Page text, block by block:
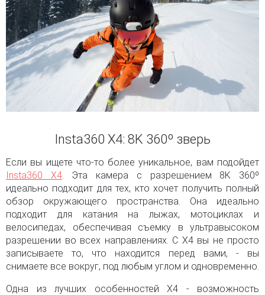
Insta360 X4: 8K 360º зверь
Если вы ищете что-то более уникальное, вам подойдет
Insta360 X4. Эта камера с разрешением 8K 360º
идеально подходит для тех, кто хочет получить полный
обзор окружающего пространства. Она идеально
подходит для катания на лыжах, мотоциклах и
велосипедах, обеспечивая съемку в ультравысоком
разрешении во всех направлениях. С X4 вы не просто
записываете то, что находится перед вами, - вы
снимаете все вокруг, под любым углом и одновременно.
Одна из лучших особенностей X4 - возможность